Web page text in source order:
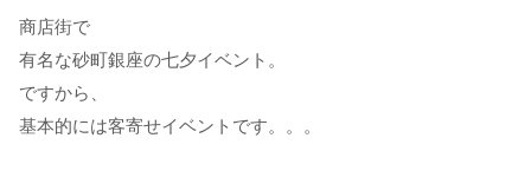
商店街で
有名な砂町銀座の七夕イベント。
ですから、
基本的には客寄せイベントです。。。